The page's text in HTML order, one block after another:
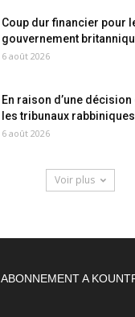
Coup dur financier pour
gouvernement
6 août 2026
En raison d’une
les tribunaux
6 août 2026
Voir plus
ABONNEMENT A